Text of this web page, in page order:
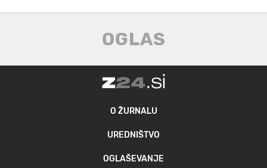
O ŽURNALU
UREDNIŠTVO
OGLAŠEVANJE